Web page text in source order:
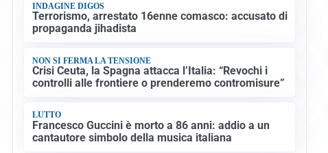
INDAGINE DIGOS
Terrorismo, arrestato 16enne comasco: accusato di
propaganda jihadista
NON SI FERMA LA TENSIONE
Crisi Ceuta, la Spagna attacca l’Italia: “Revochi i
controlli alle frontiere o prenderemo contromisure”
LUTTO
Francesco Guccini è morto a 86 anni: addio a un
cantautore simbolo della musica italiana